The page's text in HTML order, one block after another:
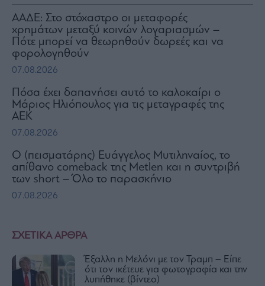
ΣΧΕΤΙΚΑ ΑΡΘΡΑ
Έξαλλη η Μελόνι με τον Τραμπ – Είπε
ότι τον ικέτευε για φωτογραφία και την
λυπήθηκε (βίντεο)
ΑΑΔΕ: Στο στόχαστρο οι μεταφορές
χρημάτων μεταξύ κοινών λογαριασμών –
Πότε μπορεί να θεωρηθούν δωρεές και να
φορολογηθούν
07.08.2026
Πόσα έχει δαπανήσει αυτό το καλοκαίρι ο
Μάριος Ηλιόπουλος για τις μεταγραφές της
ΑΕΚ
07.08.2026
Ο (πεισματάρης) Ευάγγελος Μυτιληναίος, το
απίθανο comeback της Μetlen και η συντριβή
των short – Όλο το παρασκήνιο
07.08.2026